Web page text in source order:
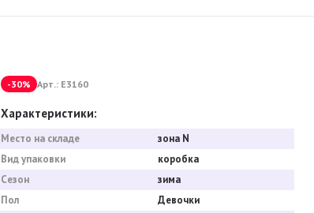
-30% Арт.: Е3160
Характеристики:
Место на складе
зона N
Вид упаковки
коробка
Сезон
зима
Пол
Девочки